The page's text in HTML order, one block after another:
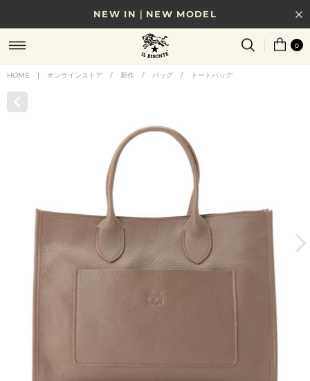
NEW IN｜NEW MODEL
8/17(月)10時まで｜税込11,000円以上で送料無料
贈る相手やシーンから選べる、新しいギフトガイド
0
HOME | オンラインストア / 新作 / バッグ / トートバッグ